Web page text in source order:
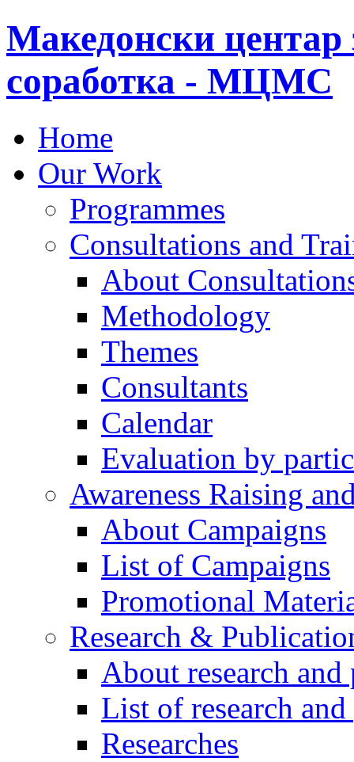
Македонски центар
соработка - МЦМС
Home
Our Work
Programmes
Consultations and
About
Methodology
Themes
Consultants
Calendar
Evaluation by
Awareness Raising
About Campaigns
List of Campaigns
Promotional
Research &
About research
List of research
Researches